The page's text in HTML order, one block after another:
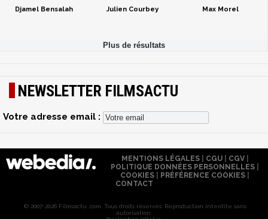
Djamel Bensalah Julien Courbey Max Morel
NEWSLETTER FILMSACTU
Votre adresse email :
MENTIONS LÉGALES| CGU| CGV|
POLITIQUE DONNÉES PERSONNELLES
COOKIES
PRÉFÉRENCE COOKIES
CONTACT
© 2007-2026 Filmsactu .com. Tous droits réservés. Reproduction interdite sans
autorisation.